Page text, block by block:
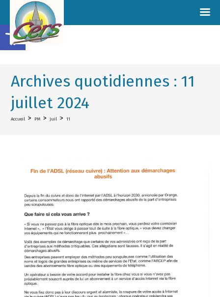
Archives quotidiennes : 11
juillet 2024
Accueil > PM > Juil > 11
Ouvrir la barre d’outils